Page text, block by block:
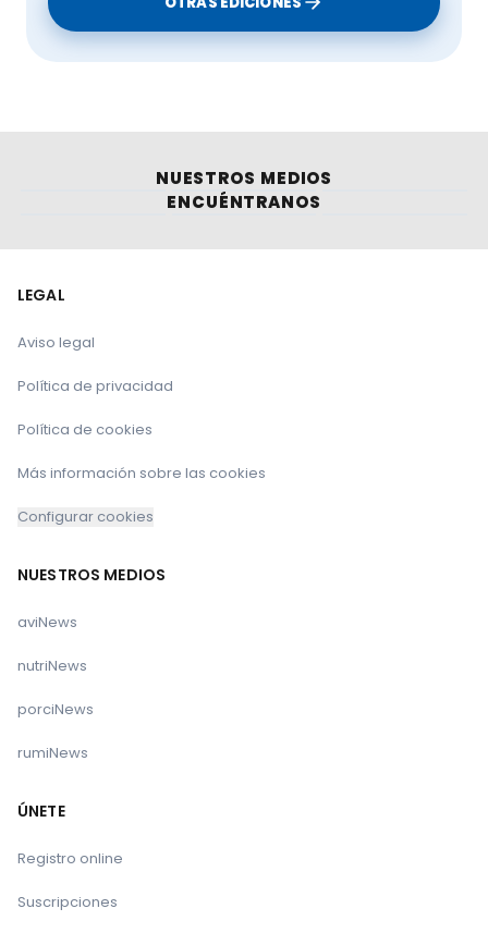
NUESTROS MEDIOS
ENCUÉNTRANOS
LEGAL
Aviso legal
Política de privacidad
Política de cookies
Más información sobre las cookies
Configurar cookies
NUESTROS MEDIOS
aviNews
nutriNews
porciNews
rumiNews
ÚNETE
Registro online
Suscripciones